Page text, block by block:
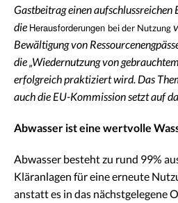
Gastbeitrag einen aufschlussreichen
die Herausforderungen bei der Nutzung
Bewältigung von
die „Wiedernutzung von
erfolgreich praktiziert wird. Das
auch die EU-Kommission setzt auf
Abwasser ist eine wertvolle
Abwasser besteht zu rund 99%
Kläranlagen für eine erneute
anstatt es in das nächstgelegene